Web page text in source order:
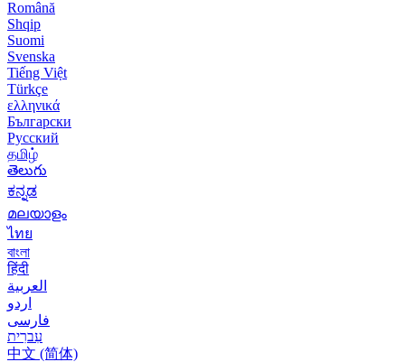
Română
Shqip
Suomi
Svenska
Tiếng Việt
Türkçe
ελληνικά
Български
Русский
தமிழ்
తెలుగు
ಕನ್ನಡ
മലയാളം
ไทย
বাংলা
हिंदी
العربية
اردو
فارسی
עִברִית
中文 (简体)